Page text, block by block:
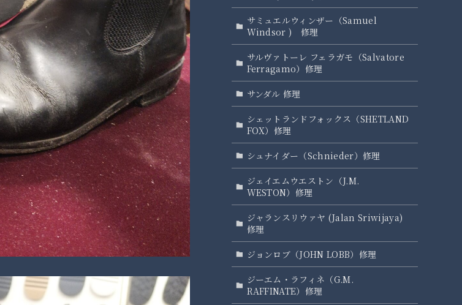
サミュエルウィンザー（Samuel
Windsor ) 修理
サルヴァトーレ フェラガモ（Salvatore
Ferragamo）修理
サンダル 修理
シェットランドフォックス（SHETLAND
FOX）修理
シュナイダー（Schnieder）修理
ジェイエムウエストン（J.M.
WESTON）修理
ジャランスリウァヤ (Jalan Sriwijaya)
修理
ジョンロブ（JOHN LOBB）修理
ジーエム・ラフィネ（G.M.
RAFFINATE）修理